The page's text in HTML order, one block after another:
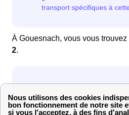
À Gouesnach, vous vous trouvez
2.